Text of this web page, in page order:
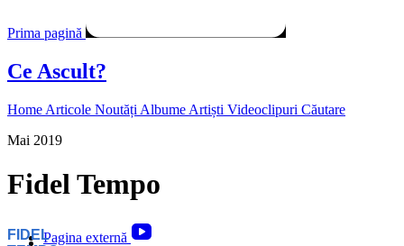
Prima pagină
Ce Ascult?
Home Articole Noutăți Albume Artiști Videoclipuri Căutare
Mai 2019
Fidel Tempo
FIDELPagina externă